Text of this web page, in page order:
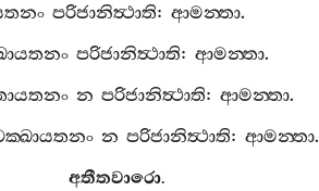
පරිජානිත්‍ථාති: ආමන‍්තා.
පරිජානිත්‍ථාති: ආමන‍්තා.
න පරිජානිත්‍ථාති: ආමන‍්තා.
න පරිජානිත්‍ථාති: ආමන‍්තා.
අතීතවාරො.